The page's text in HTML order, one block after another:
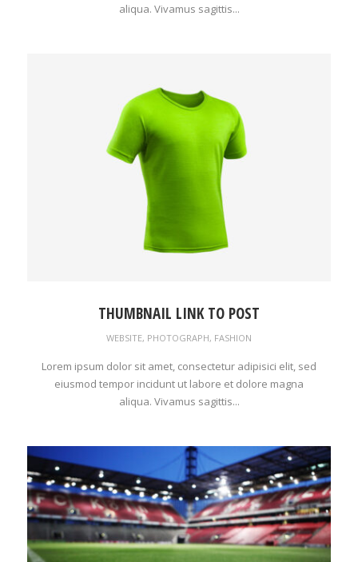
aliqua. Vivamus sagittis...
THUMBNAIL LINK TO POST
WEBSITE, PHOTOGRAPH, FASHION
Lorem ipsum dolor sit amet, consectetur adipisici elit, sed
eiusmod tempor incidunt ut labore et dolore magna
aliqua. Vivamus sagittis...